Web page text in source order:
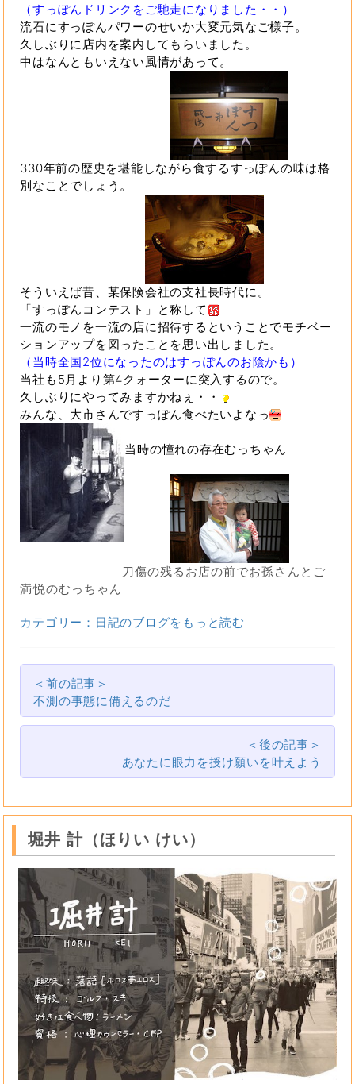
（すっぽんドリンクをご馳走になりました・・）
流石にすっぽんパワーのせいか大変元気なご様子。
久しぶりに店内を案内してもらいました。
中はなんともいえない風情があって。
330年前の歴史を堪能しながら食するすっぽんの味は格
別なことでしょう。
そういえば昔、某保険会社の支社長時代に。
「すっぽんコンテスト」と称して
一流のモノを一流の店に招待するということでモチベー
ションアップを図ったことを思い出しました。
（当時全国2位になったのはすっぽんのお陰かも）
当社も5月より第4クォーターに突入するので。
久しぶりにやってみますかねぇ・・
みんな、大市さんですっぽん食べたいよなっ
当時の憧れの存在むっちゃん
刀傷の残るお店の前でお孫さんとご
満悦のむっちゃん
カテゴリー：日記のブログをもっと読む
＜前の記事＞
不測の事態に備えるのだ
＜後の記事＞
あなたに眼力を授け願いを叶えよう
堀井 計（ほりい けい）